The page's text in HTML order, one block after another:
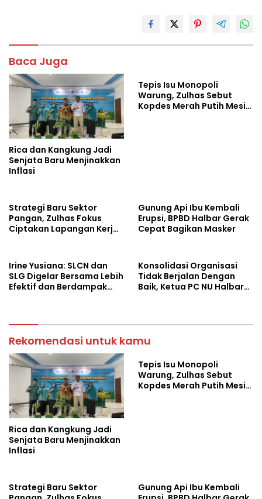
o
o
k
p
p
Baca Juga
Rica dan Kangkung Jadi
Senjata Baru Menjinakkan
Inflasi
Tepis Isu Monopoli
Warung, Zulhas Sebut
Kopdes Merah Putih Mesin
Strategi Baru Sektor
Pangan, Zulhas Fokus
Ciptakan Lapangan Kerja
Gunung Api Ibu Kembali
Erupsi, BPBD Halbar Gerak
Cepat Bagikan Masker
Irine Yusiana: SLCN dan
SLG Digelar Bersama Lebih
Efektif dan Berdampak
Konsolidasi Organisasi
Tidak Berjalan Dengan
Baik, Ketua PC NU Halbar
Rekomendasi untuk kamu
Rica dan Kangkung Jadi
Senjata Baru Menjinakkan
Inflasi
Tepis Isu Monopoli
Warung, Zulhas Sebut
Kopdes Merah Putih Mesin
Strategi Baru Sektor
Gunung Api Ibu Kembali